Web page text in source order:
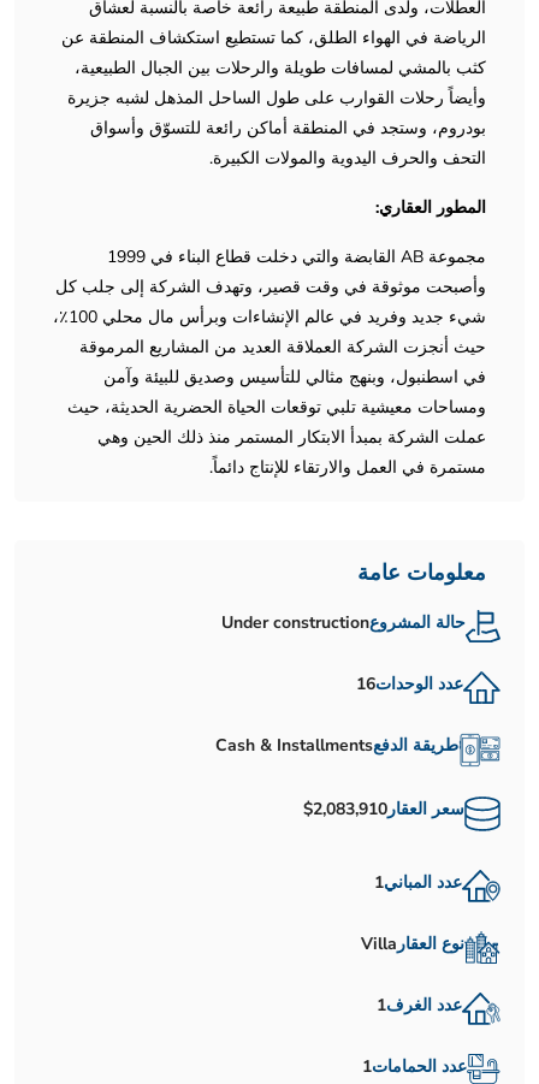
العطلات، ولدى المنطقة طبيعة رائعة خاصة بالنسبة لعشاق
الرياضة في الهواء الطلق، كما تستطيع استكشاف المنطقة عن
كثب بالمشي لمسافات طويلة والرحلات بين الجبال الطبيعية،
وأيضاً رحلات القوارب على طول الساحل المذهل لشبه جزيرة
بودروم، وستجد في المنطقة أماكن رائعة للتسوّق وأسواق
التحف والحرف اليدوية والمولات الكبيرة.
المطور العقاري:
مجموعة AB القابضة والتي دخلت قطاع البناء في 1999
وأصبحت موثوقة في وقت قصير، وتهدف الشركة إلى جلب كل
شيء جديد وفريد في عالم الإنشاءات وبرأس مال محلي 100٪،
حيث أنجزت الشركة العملاقة العديد من المشاريع المرموقة
في اسطنبول، وبنهج مثالي للتأسيس وصديق للبيئة وآمن
ومساحات معيشية تلبي توقعات الحياة الحضرية الحديثة، حيث
عملت الشركة بمبدأ الابتكار المستمر منذ ذلك الحين وهي
مستمرة في العمل والارتقاء للإنتاج دائماً.
معلومات عامة
حالة المشروعUnder construction
عدد الوحدات16
طريقة الدفعCash & Installments
سعر العقار$2,083,910
عدد المباني1
نوع العقار Villa
عدد الغرف1
عدد الحمامات1